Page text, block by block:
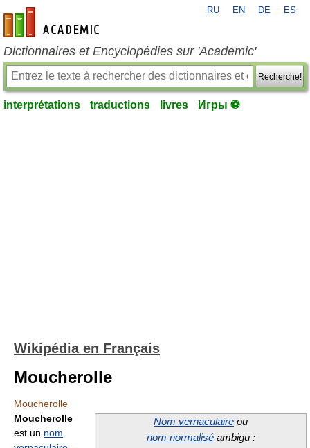
fr-academic.com
RU EN DE ES
Dictionnaires et Encyclopédies sur 'Academic'
Recherche!
interprétations traductions livres Игры ⚽
Wikipédia en Français
Moucherolle
Moucherolle
Nom vernaculaire ou
nom normaliséambigu :
Moucherolle
est un nom